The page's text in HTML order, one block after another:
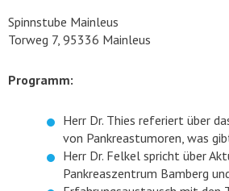
Spinnstube Mainleus
Torweg 7, 95336 Mainleus
Programm:
Herr Dr. Thies referiert über
von Pankreastumoren, was
Herr Dr. Felkel spricht über
Pankreaszentrum Bamberg